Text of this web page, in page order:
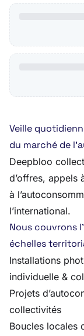
Veille
du marché de
Deepbloo
d’offres, appels
à
l’international.
Nous couvrons
échelles
Installations
individuelle &
Projets
collectivités
Boucles locales